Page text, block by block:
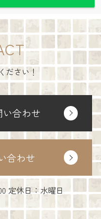
ださい！
合わせ
合わせ
定休日：水曜日